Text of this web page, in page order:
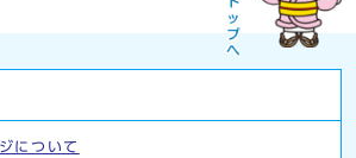
について